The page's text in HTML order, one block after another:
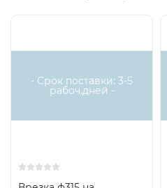
- Срок поставки: 3-5
рабоч.дней -